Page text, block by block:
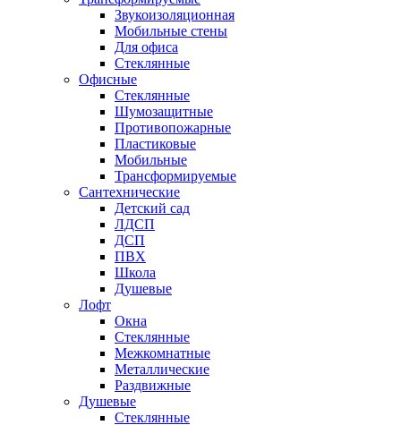
Звукоизоляционная
Мобильные стены
Для офиса
Стеклянные
Офисные
Стеклянные
Шумозащитные
Противопожарные
Пластиковые
Мобильные
Трансформируемые
Сантехнические
Детский сад
ЛДСП
ДСП
ПВХ
Школа
Душевые
Лофт
Окна
Стеклянные
Межкомнатные
Металлические
Раздвижные
Душевые
Стеклянные